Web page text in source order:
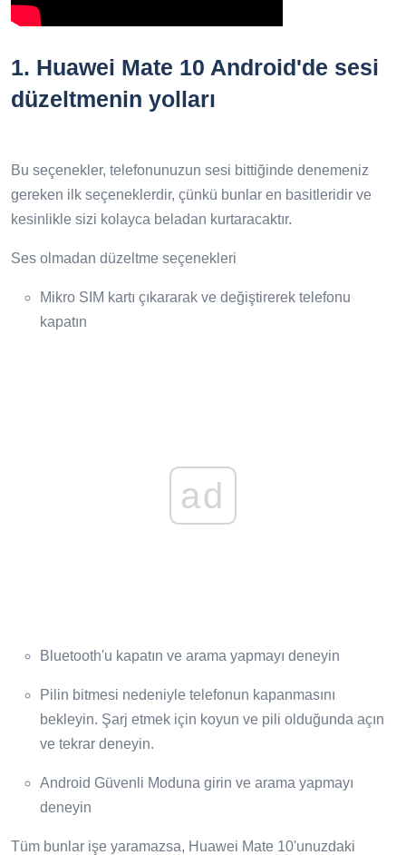
1. Huawei Mate 10 Android'de sesi
düzeltmenin yolları
Bu seçenekler, telefonunuzun sesi bittiğinde denemeniz
gereken ilk seçeneklerdir, çünkü bunlar en basitleridir ve
kesinlikle sizi kolayca beladan kurtaracaktır.
Ses olmadan düzeltme seçenekleri
Mikro SIM kartı çıkararak ve değiştirerek telefonu
kapatın
ad
Bluetooth'u kapatın ve arama yapmayı deneyin
Pilin bitmesi nedeniyle telefonun kapanmasını
bekleyin. Şarj etmek için koyun ve pili olduğunda açın
ve tekrar deneyin.
Android Güvenli Moduna girin ve arama yapmayı
deneyin
Tüm bunlar işe yaramazsa, Huawei Mate 10'unuzdaki